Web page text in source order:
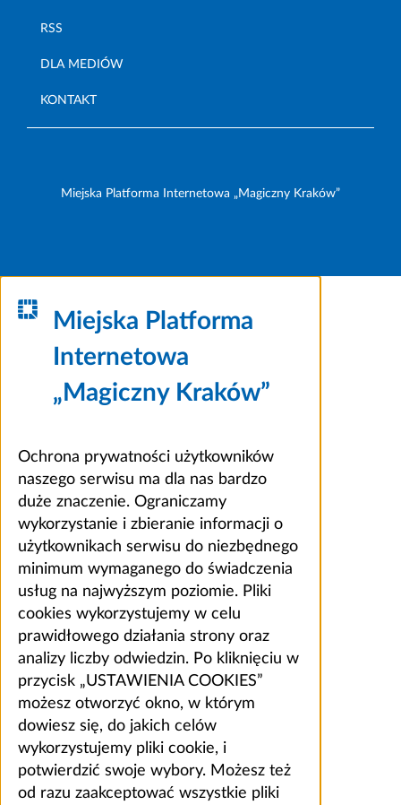
RSS
DLA MEDIÓW
KONTAKT
Miejska Platforma Internetowa „Magiczny Kraków”
Miejska Platforma
Internetowa
„Magiczny Kraków”
Ochrona prywatności użytkowników
naszego serwisu ma dla nas bardzo
duże znaczenie. Ograniczamy
wykorzystanie i zbieranie informacji o
użytkownikach serwisu do niezbędnego
minimum wymaganego do świadczenia
usług na najwyższym poziomie. Pliki
cookies wykorzystujemy w celu
prawidłowego działania strony oraz
analizy liczby odwiedzin. Po kliknięciu w
przycisk „USTAWIENIA COOKIES”
możesz otworzyć okno, w którym
dowiesz się, do jakich celów
wykorzystujemy pliki cookie, i
potwierdzić swoje wybory. Możesz też
od razu zaakceptować wszystkie pliki